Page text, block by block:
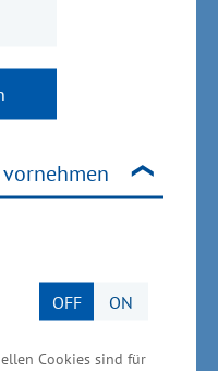
OFF ON
Cookies sind für
die Innovations-
der Branche zu
Automotive-